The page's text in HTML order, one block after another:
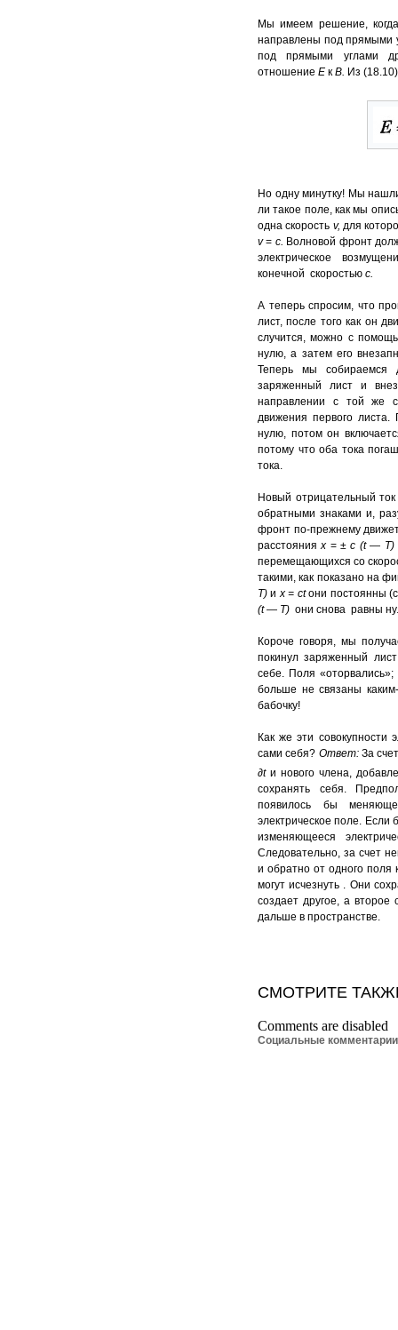
Мы имеем решение,
направлены под прямыми
под прямыми углами
отношение Е к В. Из
Но одну минутку! Мы
ли такое поле, как мы
одна скорость v,для
v = с. Волновой фронт
электрическое
конечной скоростью с.
А теперь спросим, что
лист, после того как он
случится, можно с
нулю, а затем его
Теперь мы собираемся
заряженный лист и
направлении с той же
движения первого
нулю, потом он
потому что оба тока
тока.
Новый отрицательный
обратными знаками и,
фронт по-прежнему
расстояниях = ±с (t — Т)
перемещающихся со
такими, как показано на
Т)иx= ct они постоянны
(t — Т) они снова равны
Короче говоря, мы
покинул заряженный
себе. Поля
больше не связаны
бабочку!
Как же эти совокупности
сами себя? Ответ: За
∂t и нового члена,
сохранять себя.
появилось бы
электрическое поле. Если
изменяющееся
Следовательно, за счет
и обратно от одного
могут исчезнуть . Они
создает другое, а
дальше в пространстве.
СМОТРИТЕ
Comments are disabled
Социальные